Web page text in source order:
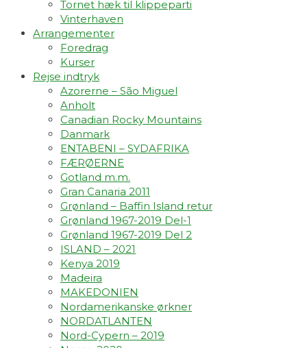
Tornet hæk til klippeparti
Vinterhaven
Arrangementer
Foredrag
Kurser
Rejse indtryk
Azorerne – São Miguel
Anholt
Canadian Rocky Mountains
Danmark
ENTABENI – SYDAFRIKA
FÆRØERNE
Gotland m.m.
Gran Canaria 2011
Grønland – Baffin Island retur
Grønland 1967-2019 Del-1
Grønland 1967-2019 Del 2
ISLAND – 2021
Kenya 2019
Madeira
MAKEDONIEN
Nordamerikanske ørkner
NORDATLANTEN
Nord-Cypern – 2019